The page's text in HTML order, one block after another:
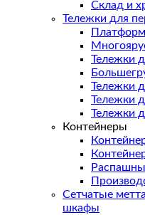
Склад и
Тележки для
Тележки
Тележки
Тележки
Тележки
Контейнеры
Сетчатые
шкафы